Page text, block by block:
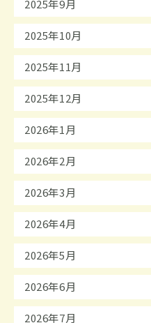
2025年9月
2025年10月
2025年11月
2025年12月
2026年1月
2026年2月
2026年3月
2026年4月
2026年5月
2026年6月
2026年7月